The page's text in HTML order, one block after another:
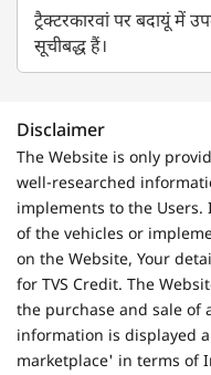
ट्रैक्टरकारवां पर बदायूं में
सूचीबद्ध हैं।
Disclaimer
The Website is only
well-researched
implements to the
of the vehicles or
on the Website, Your
for TVS Credit. The
the purchase and sale of
information is displayed
marketplace' in terms of